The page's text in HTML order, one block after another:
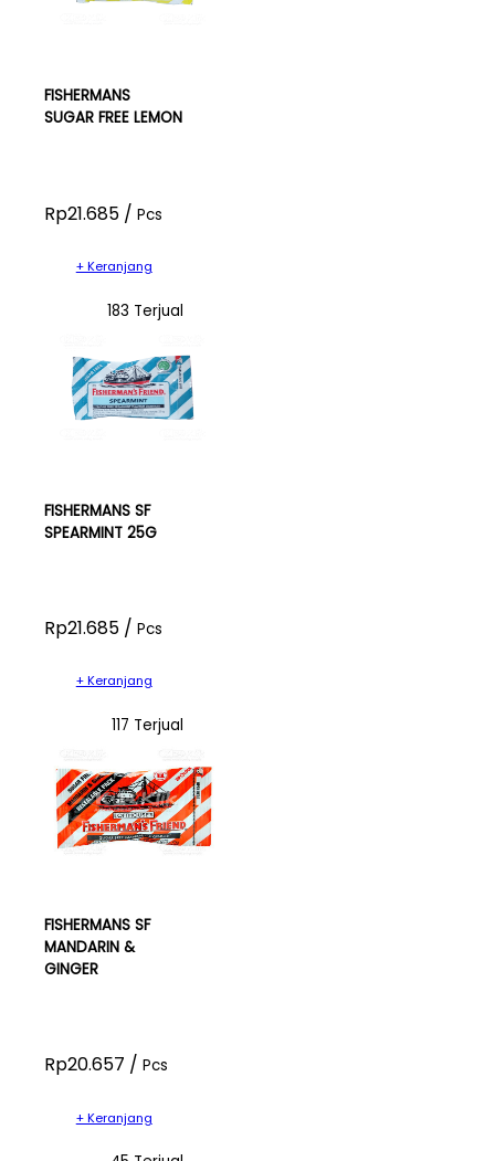
FISHERMANS
SUGAR FREE LEMON
Rp21.685 / Pcs
+ Keranjang
183 Terjual
FISHERMANS SF
SPEARMINT 25G
Rp21.685 / Pcs
+ Keranjang
117 Terjual
FISHERMANS SF
MANDARIN &
GINGER
Rp20.657 / Pcs
+ Keranjang